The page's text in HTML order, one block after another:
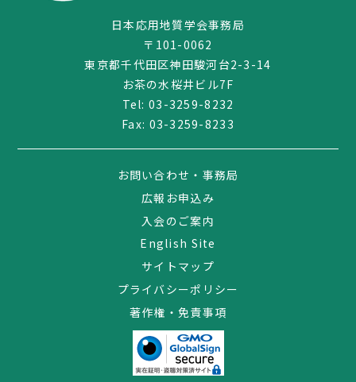
03-3259-8232
日本応用地質学会事務局
〒101-0062
東京都千代田区神田駿河台2-3-14
お茶の水桜井ビル7F
Tel:03-3259-8232
Fax: 03-3259-8233
お問い合わせ・事務局
広報お申込み
入会のご案内
English Site
サイトマップ
プライバシーポリシー
著作権・免責事項